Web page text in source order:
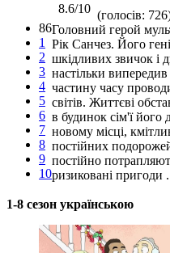
86
1
2
3
4
5
6
7
8
9
10
8.6/10 (голосів:
Головний герой
Рік Санчез. Його
шкідливих звичок і
настільки
частину часу
світів. Життєві
в будинок сім'ї
новому місці,
постійних
постійно
ризиковані пригоди
1-8 сезон українською